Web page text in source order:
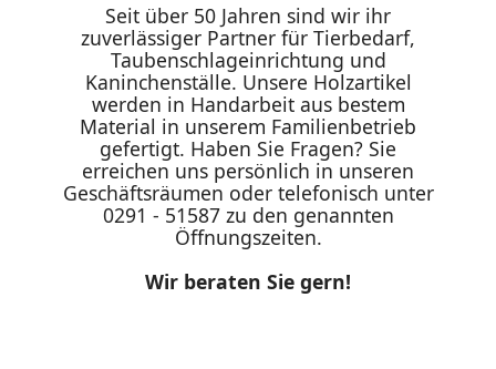
Seit über 50 Jahren sind wir ihr
zuverlässiger Partner für Tierbedarf,
Taubenschlageinrichtung und
Kaninchenställe. Unsere Holzartikel
werden in Handarbeit aus bestem
Material in unserem Familienbetrieb
gefertigt. Haben Sie Fragen? Sie
erreichen uns persönlich in unseren
Geschäftsräumen oder telefonisch unter
0291 - 51587 zu den genannten
Öffnungszeiten.
Wir beraten Sie gern!